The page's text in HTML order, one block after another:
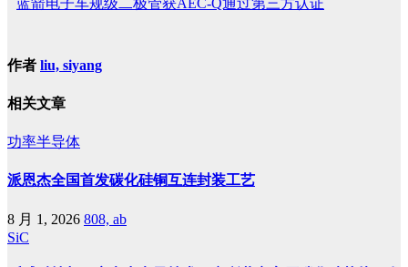
蓝箭电子车规级二极管获AEC-Q通过第三方认证
作者 liu, siyang
相关文章
功率半导体
派恩杰全国首发碳化硅铜互连封装工艺
8 月 1, 2026 808, ab
SiC